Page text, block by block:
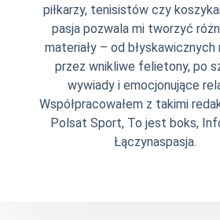
piłkarzy, tenisistów czy
pasja pozwala mi tworzyć
materiały – od błyskawicznych
przez wnikliwe felietony, po
wywiady i emocjonujące
Współpracowałem z takimi
Polsat Sport, To jest boks,
Łączynaspasja.